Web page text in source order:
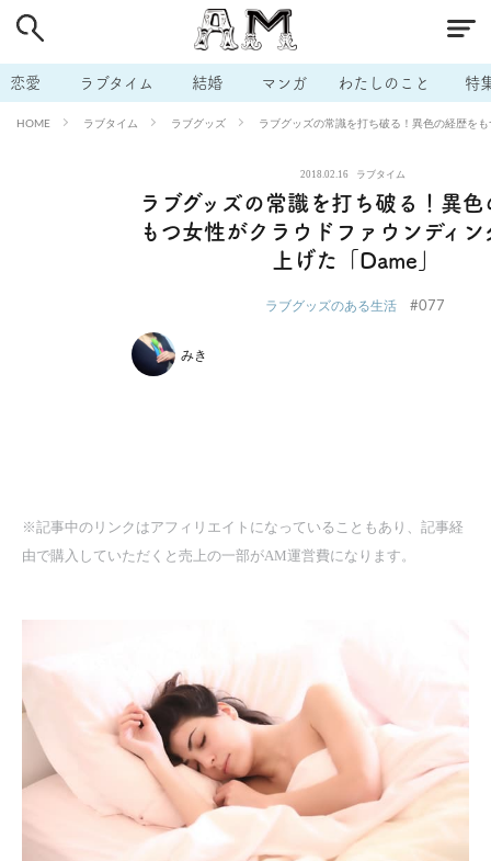
恋愛 ラブタイム 結婚 マンガ わたしのこと 特
HOME ラブタイム ラブグッズ ラブグッズの常識を打ち破る！異色の経歴を
2018.02.16 ラブタイム
ラブグッズの常識を打ち破る！異
もつ女性がクラウドファウンディン
上げた「Dame」
ラブグッズのある生活 #077
みき
※記事中のリンクはアフィリエイトになっていることもあり、記事経
由で購入していただくと売上の一部がAM運営費になります。
# 男の本音 # セフレ # 不倫
# 出会う方法 # マッチングアプリ # ラブグッズ # 体の相